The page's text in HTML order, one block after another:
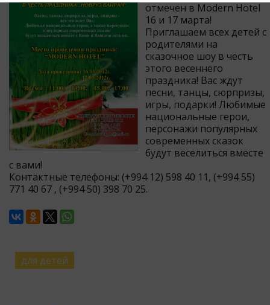
отмечен в Modern Hotel
16 и 17 марта!
Приглашаем всех детей с
родителями на
сказочное шоу в честь
этого весеннего
праздника! Вас ждут
песни, танцы, сюрпризы,
игры, подарки! Любимые
национальные герои,
персонажи популярных
современных сказок
будут веселиться вместе
с вами!
Контактные телефоны: (+994 12) 598 40 11, (+994 55)
771 40 67 , (+994 50) 398 70 25.
для детей